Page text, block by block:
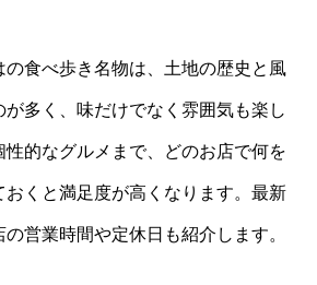
の食べ歩き名物は、土地の歴史と風
多く、味だけでなく雰囲気も楽し
的なグルメまで、どのお店で何を
おくと満足度が高くなります。最新
営業時間や定休日も紹介します。